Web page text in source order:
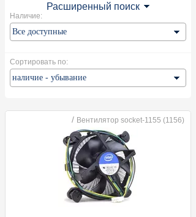
Расширенный поиск
Наличие:
Сортировать по:
/ Вентилятор socket-1155 (1156)